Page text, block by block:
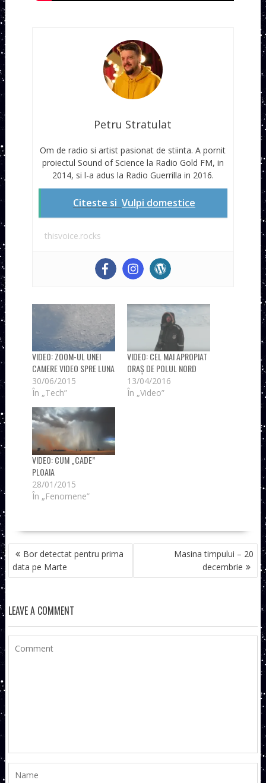
Petru Stratulat
Om de radio si artist pasionat de stiinta. A pornit
proiectul Sound of Science la Radio Gold FM, in
2014, si l-a adus la Radio Guerrilla in 2016.
Citeste si Vulpi domestice
thisvoice.rocks
VIDEO: ZOOM-UL UNEI
CAMERE VIDEO SPRE LUNA
30/06/2015
În „Tech”
VIDEO: CEL MAI APROPIAT
ORAȘ DE POLUL NORD
13/04/2016
În „Video”
VIDEO: CUM „CADE”
PLOAIA
28/01/2015
În „Fenomene”
NAVIGARE
ÎN
ARTICOLE
Bor detectat pentru prima
data pe Marte
Masina timpului – 20
decembrie
LEAVE A COMMENT